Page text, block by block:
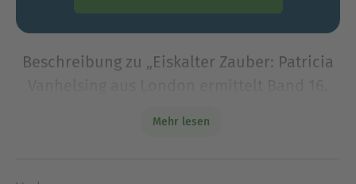
Beschreibung zu „Eiskalter Zauber: Patricia
Spezialität sind Fälle der ungewöhnlichen,
Mehr lesen